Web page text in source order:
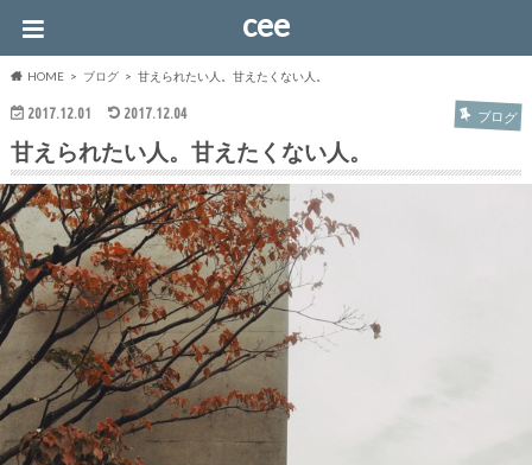
cee
HOME ブログ 甘えられたい人。甘えたくない人。
2017.12.01 2017.12.04 ブログ
甘えられたい人。甘えたくない人。